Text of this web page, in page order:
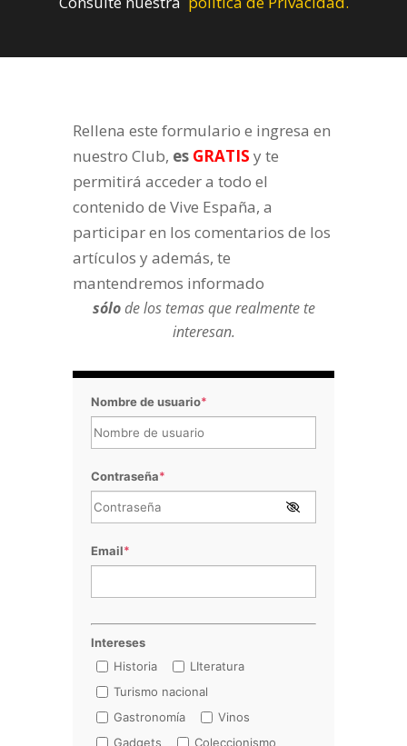
Rellena este formulario e ingresa en
nuestro Club, es GRATIS y te
permitirá acceder a todo el
contenido de Vive España, a
participar en los comentarios de los
artículos y además, te
mantendremos informado
sólode los temas que realmente te
interesan.
Nombre de usuario*
Contraseña*
Email*
Intereses
Historia
LIteratura
Turismo nacional
Gastronomía
Vinos
Gadgets
Coleccionismo